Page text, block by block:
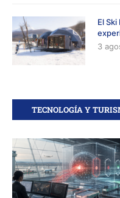
El
3
TECNOLOGÍA Y